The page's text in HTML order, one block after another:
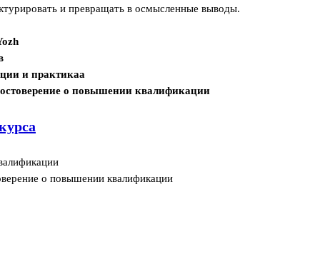
и превращать в осмысленные выводы.
и практикаа
о повышении квалификации
о повышении квалификации